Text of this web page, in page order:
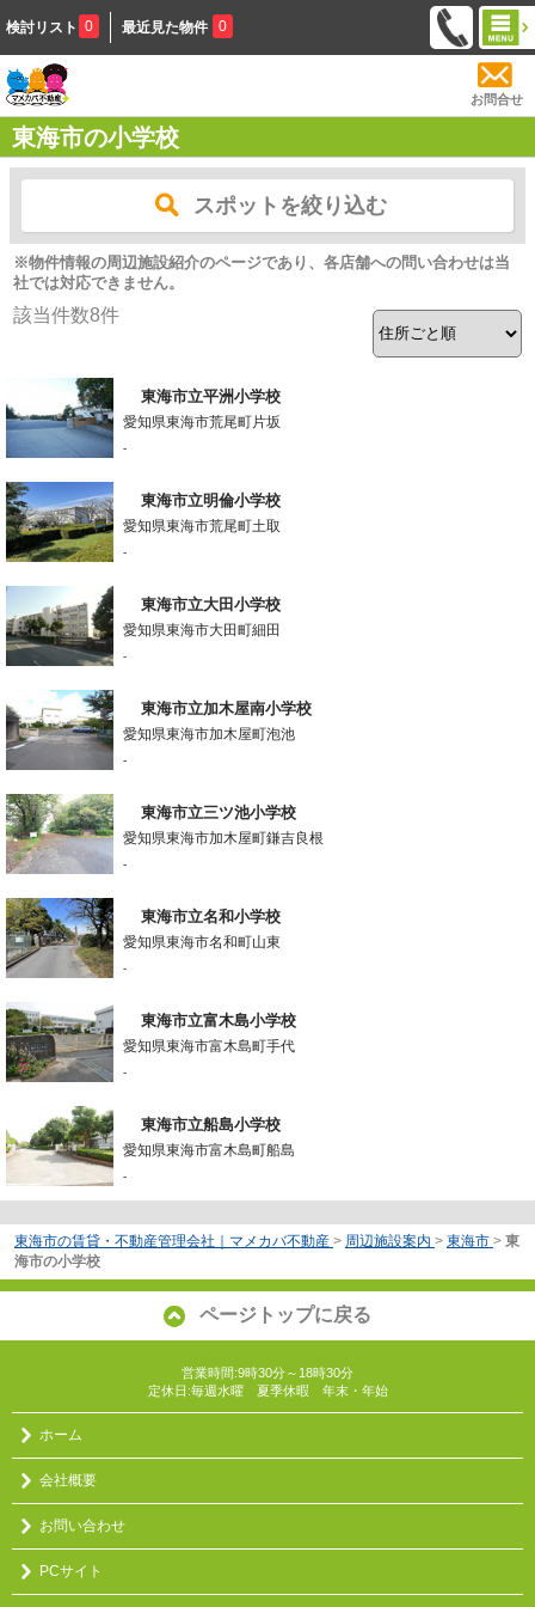
検討リスト 0 最近見た物件 0
お問合せ
東海市の小学校
スポットを絞り込む
※物件情報の周辺施設紹介のページであり、各店舗への問い合わせは当
社では対応できません。
該当件数8件
東海市立平洲小学校
愛知県東海市荒尾町片坂
-
東海市立明倫小学校
愛知県東海市荒尾町土取
-
東海市立大田小学校
愛知県東海市大田町細田
-
東海市立加木屋南小学校
愛知県東海市加木屋町泡池
-
東海市立三ツ池小学校
愛知県東海市加木屋町鎌吉良根
-
東海市立名和小学校
愛知県東海市名和町山東
-
東海市立富木島小学校
愛知県東海市富木島町手代
-
東海市立船島小学校
愛知県東海市富木島町船島
-
東海市の賃貸・不動産管理会社｜マメカバ不動産 > 周辺施設案内 > 東海市 > 東
海市の小学校
ページトップに戻る
営業時間:9時30分～18時30分
定休日:毎週水曜 夏季休暇 年末・年始
ホーム
会社概要
お問い合わせ
PCサイト